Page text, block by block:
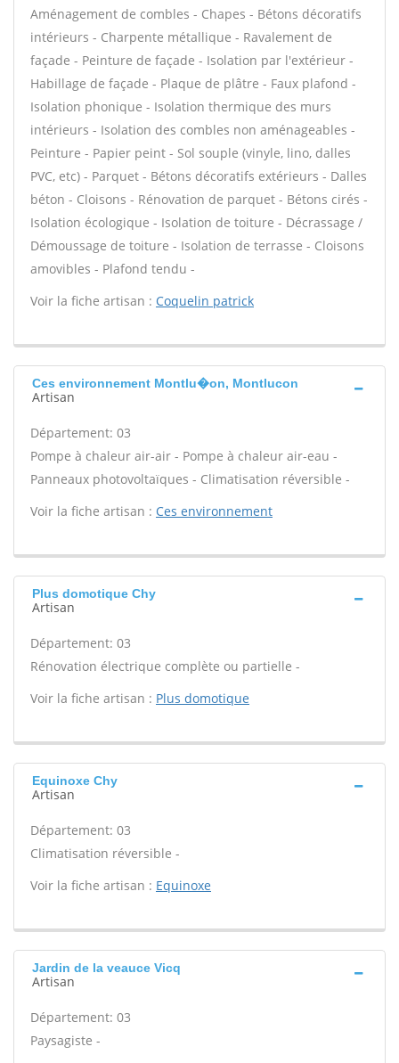
Aménagement de combles - Chapes - Bétons décoratifs
intérieurs - Charpente métallique - Ravalement de
façade - Peinture de façade - Isolation par l'extérieur -
Habillage de façade - Plaque de plâtre - Faux plafond -
Isolation phonique - Isolation thermique des murs
intérieurs - Isolation des combles non aménageables -
Peinture - Papier peint - Sol souple (vinyle, lino, dalles
PVC, etc) - Parquet - Bétons décoratifs extérieurs - Dalles
béton - Cloisons - Rénovation de parquet - Bétons cirés -
Isolation écologique - Isolation de toiture - Décrassage /
Démoussage de toiture - Isolation de terrasse - Cloisons
amovibles - Plafond tendu -
Voir la fiche artisan : Coquelin patrick
Ces environnement Montlu�on, Montlucon
Artisan
Département: 03
Pompe à chaleur air-air - Pompe à chaleur air-eau -
Panneaux photovoltaïques - Climatisation réversible -
Voir la fiche artisan : Ces environnement
Plus domotique Chy
Artisan
Département: 03
Rénovation électrique complète ou partielle -
Voir la fiche artisan : Plus domotique
Equinoxe Chy
Artisan
Département: 03
Climatisation réversible -
Voir la fiche artisan : Equinoxe
Jardin de la veauce Vicq
Artisan
Département: 03
Paysagiste -